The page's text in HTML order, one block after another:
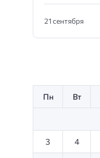
21 сентября
Пн Вт
3 4